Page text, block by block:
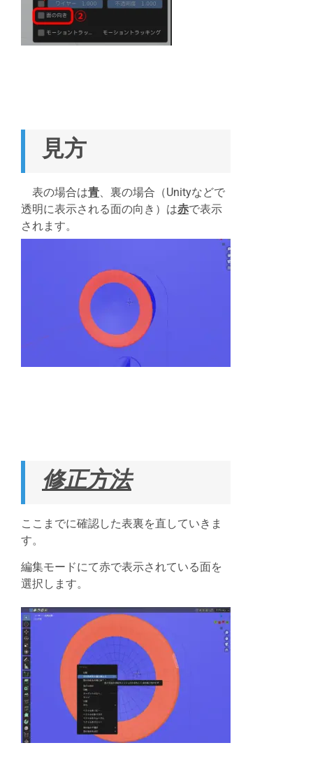
見方
表の場合は青 、裏の場合（Unityなどで
透明に表示される面の向き）は赤で表示
されます。
修正方法
ここまでに確認した表裏を直していきま
す。
編集モードにて赤で表示されている面を
選択します。